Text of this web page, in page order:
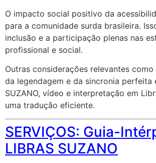
O impacto social positivo da
para a comunidade surda brasileira.
inclusão e a participação plenas nas
profissional e social.
Outras considerações relevantes
da legendagem e da sincronia perfeita
SUZANO, vídeo e interpretação em
uma tradução eficiente.
SERVIÇOS: Guia-
LIBRAS SUZANO